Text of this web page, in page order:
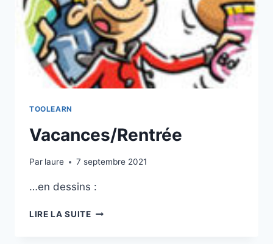
TOOLEARN
Vacances/Rentrée
Par laure 7 septembre 2021
…en dessins :
LIRE LA SUITEVACANCES/RENTRÉE